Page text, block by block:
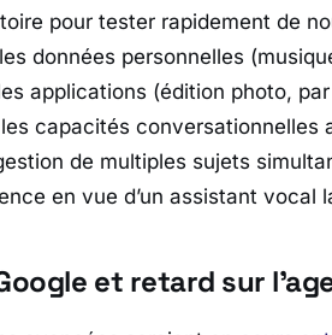
pour tester rapidement de
données personnelles
applications (édition photo,
les capacités conversationnelles
de multiples sujets
en vue d’un assistant vocal
et retard sur